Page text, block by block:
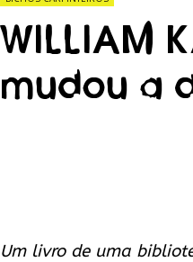
WILLIAM
mudou a
Um livro de uma